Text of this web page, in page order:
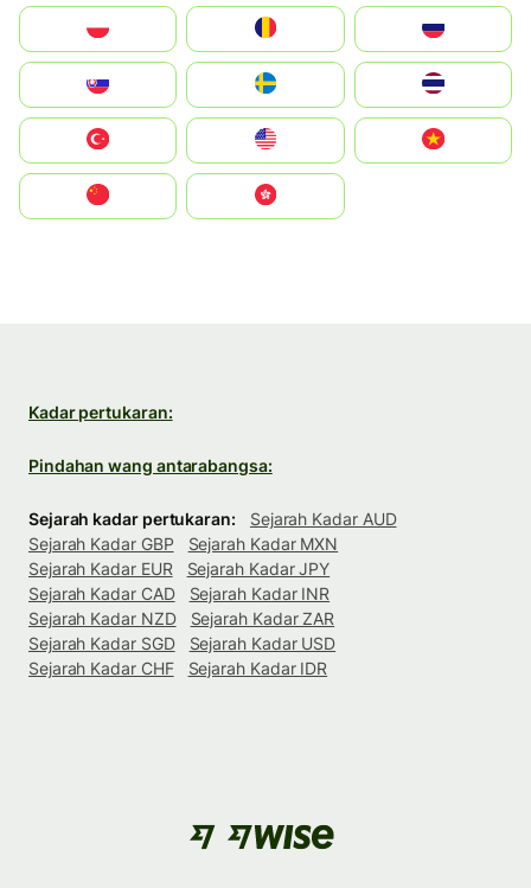
United States
中國香港特別行政區
Kadar pertukaran:
Pindahan wang antarabangsa:
Sejarah kadar pertukaran:
Sejarah Kadar AUD
Sejarah Kadar GBP
Sejarah Kadar MXN
Sejarah Kadar EUR
Sejarah Kadar JPY
Sejarah Kadar CAD
Sejarah Kadar INR
Sejarah Kadar NZD
Sejarah Kadar ZAR
Sejarah Kadar SGD
Sejarah Kadar USD
Sejarah Kadar CHF
Sejarah Kadar IDR